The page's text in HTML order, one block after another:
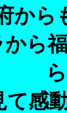
から
ら
感